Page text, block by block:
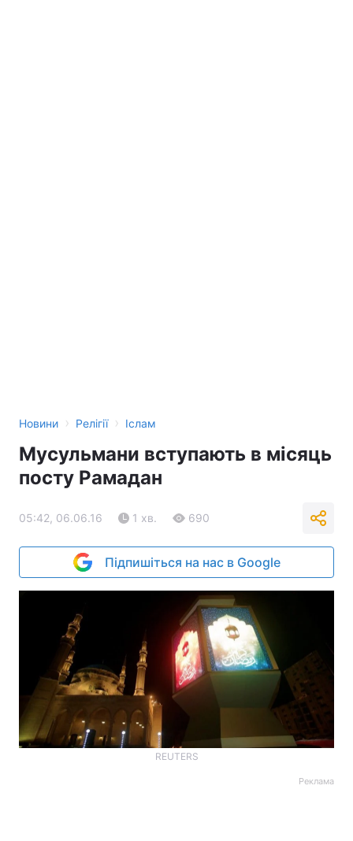
Новини › Релігії › Іслам
Мусульмани вступають в місяць
посту Рамадан
05:42, 06.06.16 1 хв. 690
Підпишіться на нас в Google
REUTERS
Реклама